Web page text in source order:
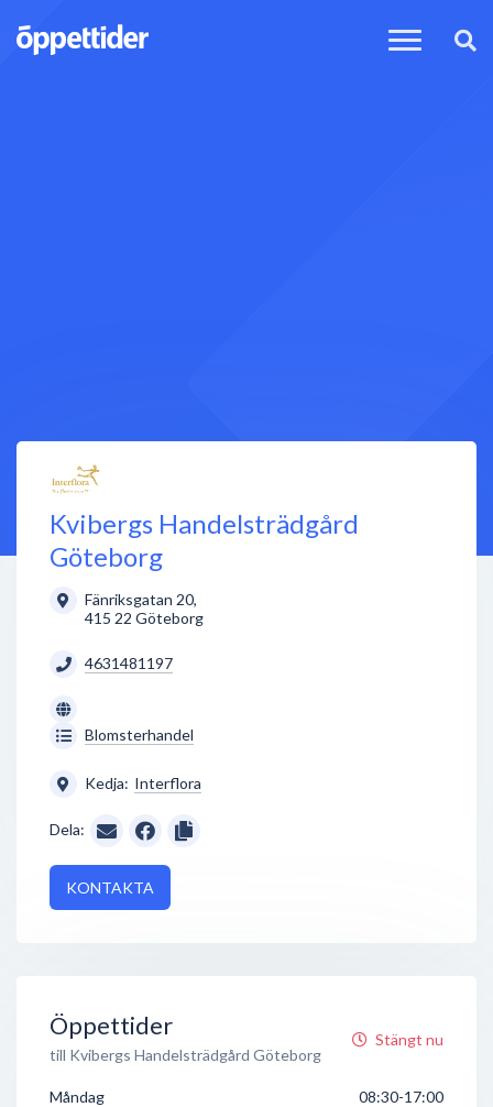
Kvibergs Handelsträdgård
Göteborg
Fänriksgatan 20,
415 22 Göteborg
4631481197
Blomsterhandel
Kedja: Interflora
Dela:
KONTAKTA
Öppettider
till Kvibergs Handelsträdgård Göteborg
Stängt nu
Måndag
08:30-17:00